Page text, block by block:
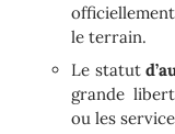
le terrain.
Le statut
grande
ou les